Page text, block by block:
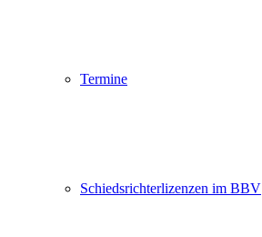
Termine
Schiedsrichterlizenzen im BBV